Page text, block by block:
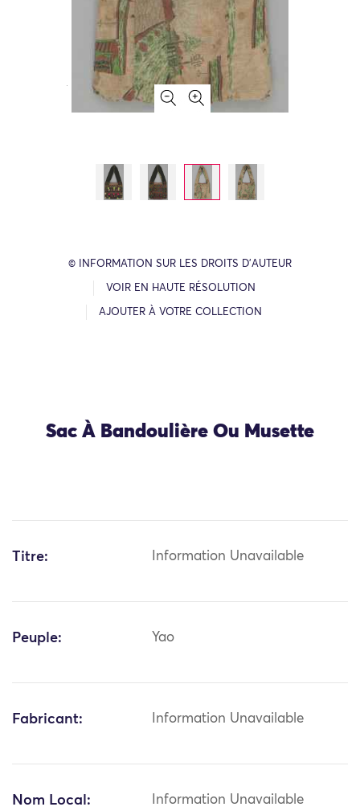
© INFORMATION SUR LES DROITS D’AUTEUR
VOIR EN HAUTE RÉSOLUTION
AJOUTER À VOTRE COLLECTION
Sac À Bandoulière Ou Musette
Titre: Information Unavailable
Peuple: Yao
Fabricant: Information Unavailable
Nom Local: Information Unavailable